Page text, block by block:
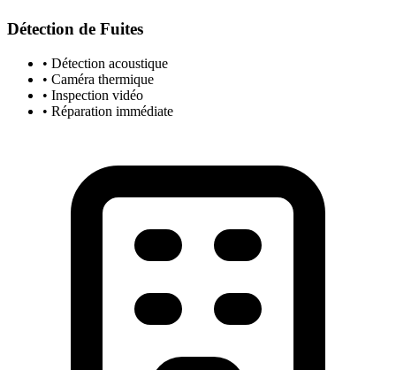
Détection de Fuites
• Détection acoustique
• Caméra thermique
• Inspection vidéo
• Réparation immédiate